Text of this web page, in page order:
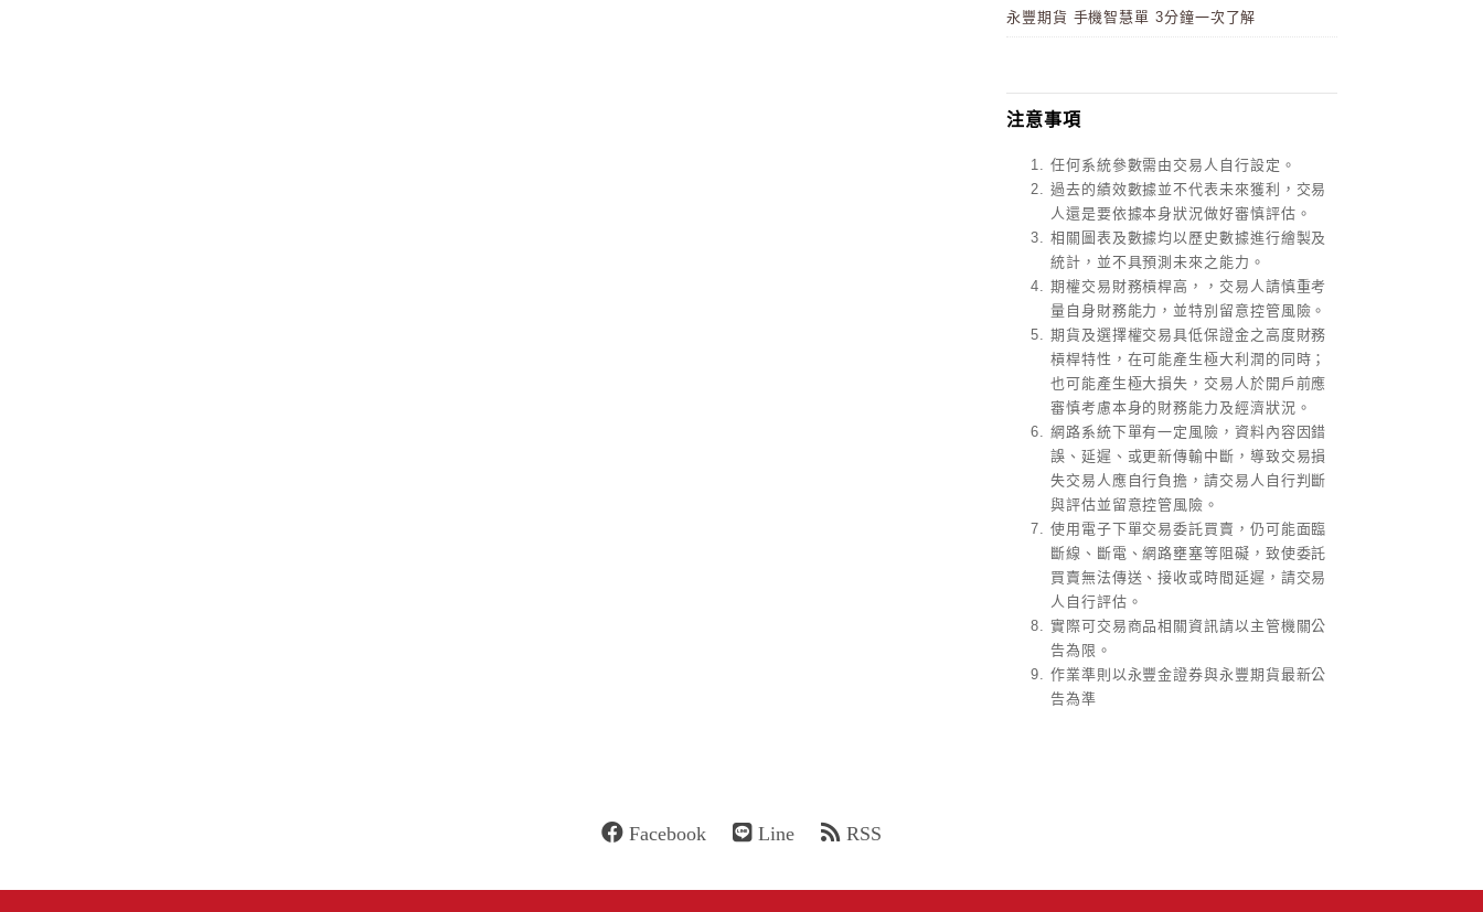
永豐期貨 手機智慧單 3分鐘一次了解
注意事項
任何系統參數需由交易人自行設定。
過去的績效數據並不代表未來獲利，交易
人還是要依據本身狀況做好審慎評估。
相關圖表及數據均以歷史數據進行繪製及
統計，並不具預測未來之能力。
期權交易財務槓桿高，，交易人請慎重考
量自身財務能力，並特別留意控管風險。
期貨及選擇權交易具低保證金之高度財務
槓桿特性，在可能產生極大利潤的同時；
也可能產生極大損失，交易人於開戶前應
審慎考慮本身的財務能力及經濟狀況。
網路系統下單有一定風險，資料內容因錯
誤、延遲、或更新傳輸中斷，導致交易損
失交易人應自行負擔，請交易人自行判斷
與評估並留意控管風險。
使用電子下單交易委託買賣，仍可能面臨
斷線、斷電、網路壅塞等阻礙，致使委託
買賣無法傳送、接收或時間延遲，請交易
人自行評估。
實際可交易商品相關資訊請以主管機關公
告為限。
作業準則以永豐金證券與永豐期貨最新公
告為準
Facebook Line RSS